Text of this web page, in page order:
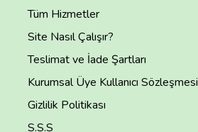
Tüm Hizmetler
Site Nasıl Çalışır?
Teslimat ve İade Şartları
Kurumsal Üye Kullanıcı Sözleşmesi
Gizlilik Politikası
S.S.S